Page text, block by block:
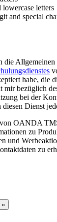
lowercase letters
and special
die
habe, die
mir bezüglich
bei der
Dienst
OANDA
zu
und
zu
»